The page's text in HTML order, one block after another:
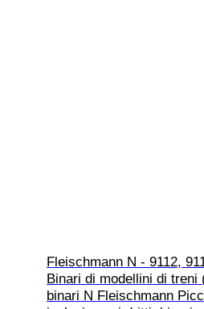
Fleischmann N - 9112,
Binari di modellini di treni
binari N Fleischmann